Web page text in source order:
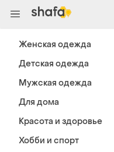
Женская одежда
Детская одежда
Мужская одежда
Для дома
Красота и здоровье
Хобби и спорт